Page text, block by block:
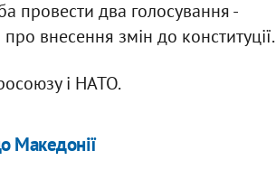
провести два голосування -
внесення змін до конституції.
і НАТО.
Македонії